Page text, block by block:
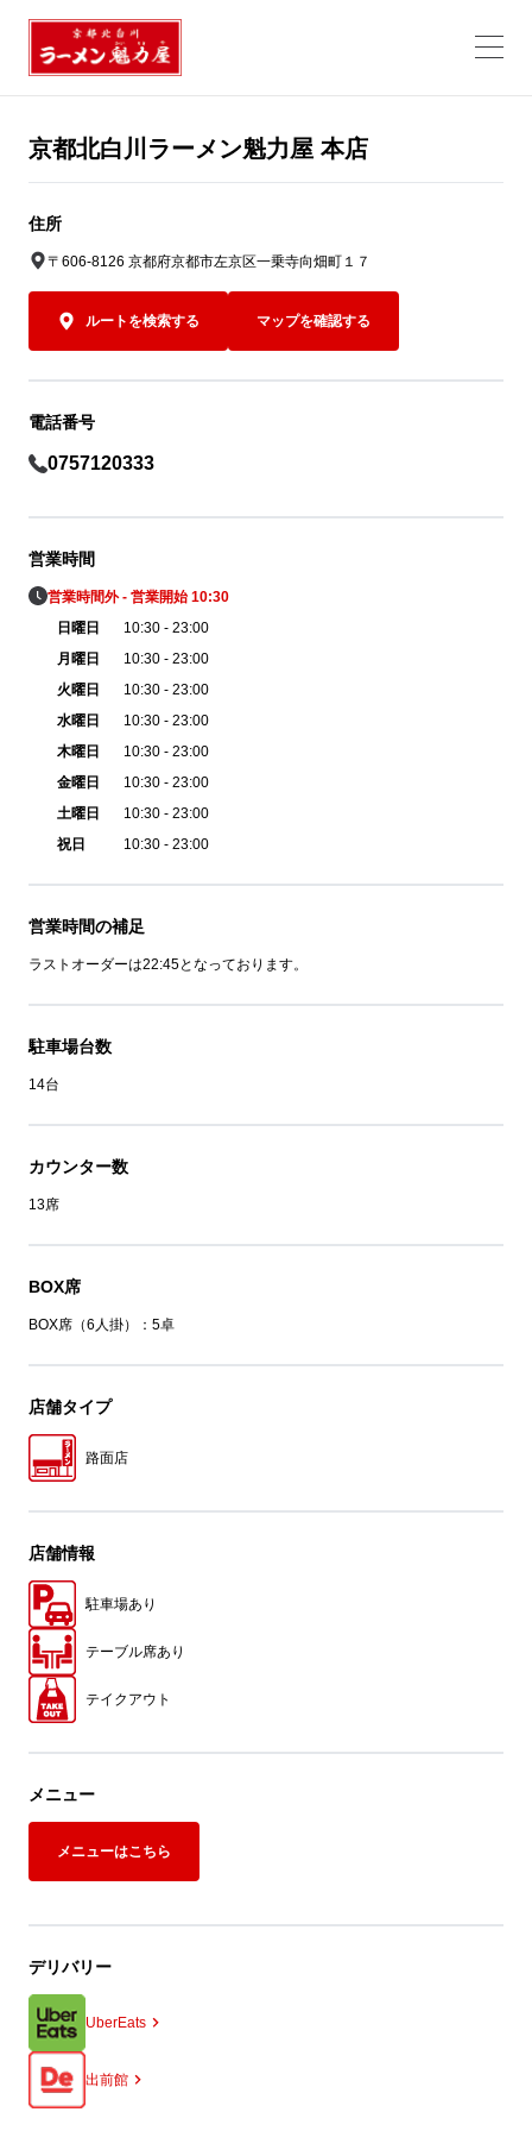
京都北白川ラーメン魁力屋 本店
住所
〒606-8126 京都府京都市左京区一乗寺向畑町１７
ルートを検索する マップを確認する
電話番号
0757120333
営業時間
営業時間外 - 営業開始 10:30
日曜日
10:30 - 23:00
月曜日
10:30 - 23:00
火曜日
10:30 - 23:00
水曜日
10:30 - 23:00
木曜日
10:30 - 23:00
金曜日
10:30 - 23:00
土曜日
10:30 - 23:00
祝日
10:30 - 23:00
営業時間の補足
ラストオーダーは22:45となっております。
駐車場台数
14台
カウンター数
13席
BOX席
BOX席（6人掛）：5卓
店舗タイプ
路面店
店舗情報
駐車場あり
テーブル席あり
テイクアウト
メニュー
メニューはこちら
デリバリー
UberEats
出前館